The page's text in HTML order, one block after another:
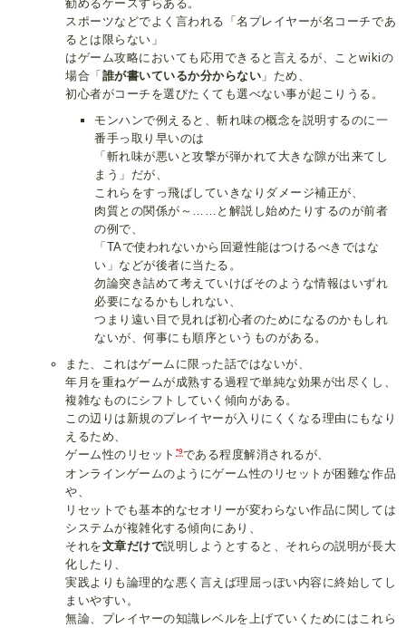
勧めるケースすらある。
スポーツなどでよく言われる「名プレイヤーが名コーチであ
るとは限らない」
はゲーム攻略においても応用できると言えるが、ことwikiの
場合「 誰が書いているか分からない 」ため、
初心者がコーチを選びたくても選べない事が起こりうる。
モンハンで例えると、斬れ味の概念を説明するのに一
番手っ取り早いのは
「斬れ味が悪いと攻撃が弾かれて大きな隙が出来てし
まう」だが、
これらをすっ飛ばしていきなりダメージ補正が、
肉質との関係が～……と解説し始めたりするのが前者
の例で、
「TAで使われないから回避性能はつけるべきではな
い」などが後者に当たる。
勿論突き詰めて考えていけばそのような情報はいずれ
必要になるかもしれない、
つまり遠い目で見れば初心者のためになるのかもしれ
ないが、何事にも順序というものがある。
また、これはゲームに限った話ではないが、
年月を重ねゲームが成熟する過程で単純な効果が出尽くし、
複雑なものにシフトしていく傾向がある。
この辺りは新規のプレイヤーが入りにくくなる理由にもなり
えるため、
ゲーム性のリセット *9である程度解消されるが、
オンラインゲームのようにゲーム性のリセットが困難な作品
や、
リセットでも基本的なセオリーが変わらない作品に関しては
システムが複雑化する傾向にあり、
それを文章だけで説明しようとすると、それらの説明が長大
化したり、
実践よりも論理的な悪く言えば理屈っぽい内容に終始してし
まいやすい。
無論、プレイヤーの知識レベルを上げていくためにはこれら